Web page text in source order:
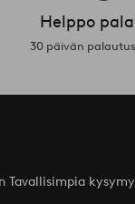
Helppo
30 päivän